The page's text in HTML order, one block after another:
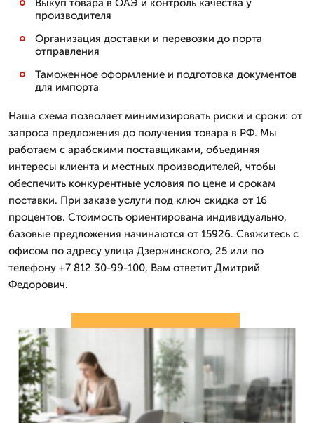
Выкуп товара в ОАЭ и контроль качества у
производителя
Организация доставки и перевозки до порта
отправления
Таможенное оформление и подготовка документов
для импорта
Наша схема позволяет минимизировать риски и сроки: от
запроса предложения до получения товара в РФ. Мы
работаем с арабскими поставщиками, объединяя
интересы клиента и местных производителей, чтобы
обеспечить конкурентные условия по цене и срокам
поставки. При заказе услуги под ключ скидка от 16
процентов. Стоимость ориентирована индивидуально,
базовые предложения начинаются от 15926. Свяжитесь с
офисом по адресу улица Дзержинского, 25 или по
телефону +7 812 30-99-100, Вам ответит Дмитpий
Федорович.